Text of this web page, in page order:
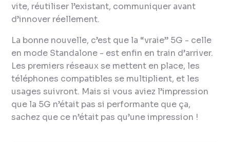
vite, réutiliser l’existant, communiquer avant
d’innover réellement.
La bonne nouvelle, c’est que la “vraie” 5G - celle
en mode Standalone - est enfin en train d’arriver.
Les premiers réseaux se mettent en place, les
téléphones compatibles se multiplient, et les
usages suivront. Mais si vous aviez l’impression
que la 5G n’était pas si performante que ça,
sachez que ce n’était pas qu’une impression !